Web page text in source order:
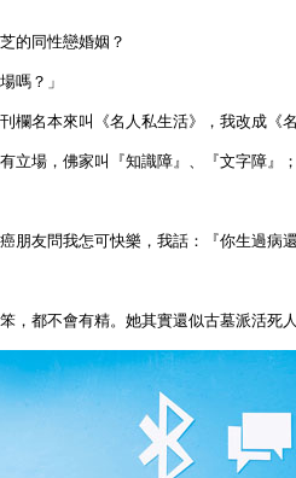
的同性戀婚姻？
嗎？」
欄名本來叫《名人私生活》，我改成
立場，佛家叫『知識障』、『文字障
朋友問我怎可快樂，我話：『你生過
，都不會有精。她其實還似古墓派活死